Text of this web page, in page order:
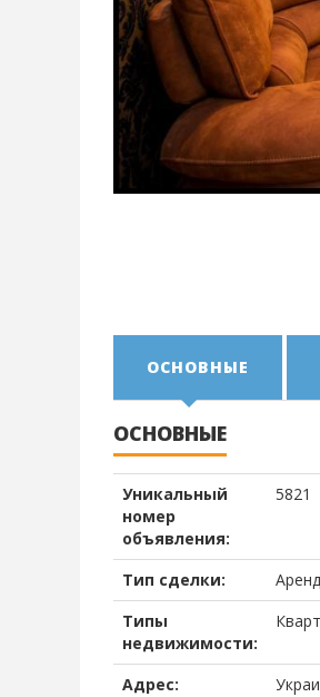
ОСНОВНЫЕ
ОСНОВНЫЕ
Уникальный
номер
объявления:
5821
Тип сделки:
Типы
недвижимости:
Адрес: